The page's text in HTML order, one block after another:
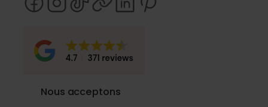
Nous acceptons